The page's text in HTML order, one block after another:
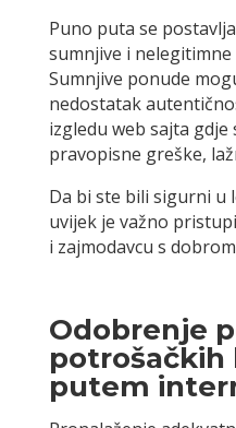
Puno puta se
sumnjive i
Sumnjive ponude
nedostatak
izgledu web sajta
pravopisne greške,
Da bi ste bili sigurni u
uvijek je važno
i zajmodavcu s
Odobrenje
potrošačkih
putem